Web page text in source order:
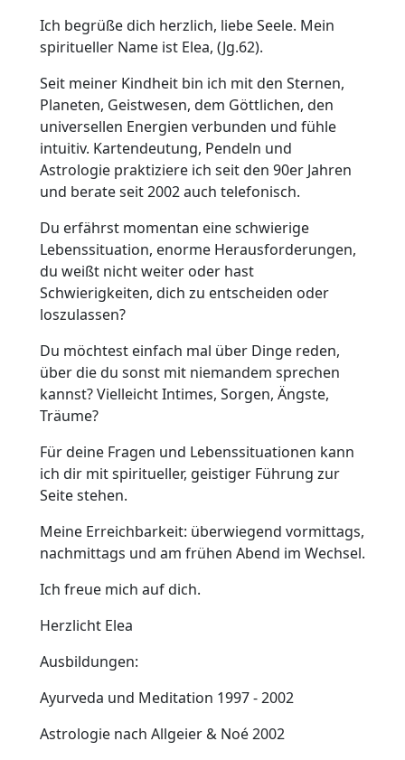
Ich begrüße dich herzlich, liebe Seele. Mein
spiritueller Name ist Elea, (Jg.62).
Seit meiner Kindheit bin ich mit den Sternen,
Planeten, Geistwesen, dem Göttlichen, den
universellen Energien verbunden und fühle
intuitiv. Kartendeutung, Pendeln und
Astrologie praktiziere ich seit den 90er Jahren
und berate seit 2002 auch telefonisch.
Du erfährst momentan eine schwierige
Lebenssituation, enorme Herausforderungen,
du weißt nicht weiter oder hast
Schwierigkeiten, dich zu entscheiden oder
loszulassen?
Du möchtest einfach mal über Dinge reden,
über die du sonst mit niemandem sprechen
kannst? Vielleicht Intimes, Sorgen, Ängste,
Träume?
Für deine Fragen und Lebenssituationen kann
ich dir mit spiritueller, geistiger Führung zur
Seite stehen.
Meine Erreichbarkeit: überwiegend vormittags,
nachmittags und am frühen Abend im Wechsel.
Ich freue mich auf dich.
Herzlicht Elea
Ausbildungen:
Ayurveda und Meditation 1997 - 2002
Astrologie nach Allgeier & Noé 2002